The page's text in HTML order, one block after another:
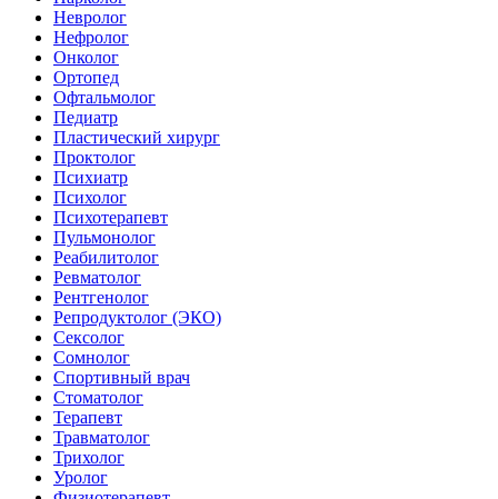
Невролог
Нефролог
Онколог
Ортопед
Офтальмолог
Педиатр
Пластический хирург
Проктолог
Психиатр
Психолог
Психотерапевт
Пульмонолог
Реабилитолог
Ревматолог
Рентгенолог
Репродуктолог (ЭКО)
Сексолог
Сомнолог
Спортивный врач
Стоматолог
Терапевт
Травматолог
Трихолог
Уролог